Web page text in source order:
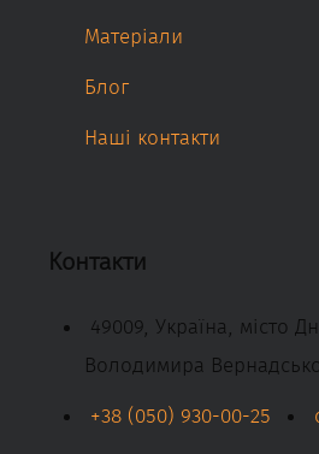
Матеріали
Блог
Наші контакти
Контакти
49009, Україна, місто
Володимира
+38 (050) 930-00-25